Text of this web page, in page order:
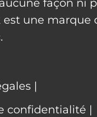
façon ni
est une marque
|
confidentialité |